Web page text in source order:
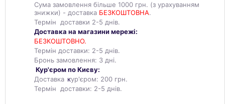
Сума замовлення більше 1000 грн. (з урахуванням
знижки) - доставка БЕЗКОШТОВНА.
Термін доставки 2-5 днів.
Доставка на магазини мережі:
БЕЗКОШТОВНО.
Термін доставки: 2-5 днів.
Бронь замовлення: 3 дні.
Кур'єром по Києву:
Доставка кур'єром: 200 грн.
Термін доставки: 2-5 днів.